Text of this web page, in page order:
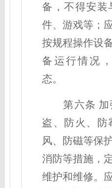
备，不得安装
件、游戏等；
按规程操作设
备运行情况
态。
第六条
盗、防火、防
风、防磁等保
消防等措施，
维护和维修。